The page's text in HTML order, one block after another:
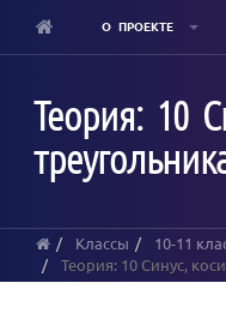
content
О ПРОЕКТЕ
Теория: 10
Классы 10-11
Теория: 10 Синус,